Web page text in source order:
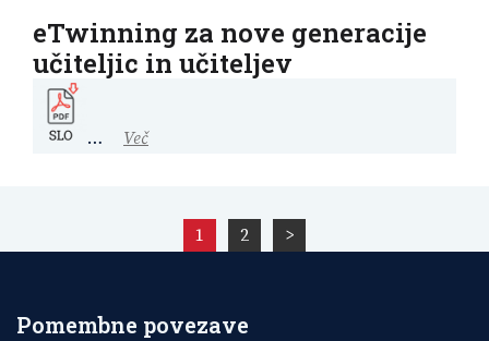
eTwinning za nove generacije
učiteljic in učiteljev
… Več
prispevkov
1 2 >
Pomembne povezave